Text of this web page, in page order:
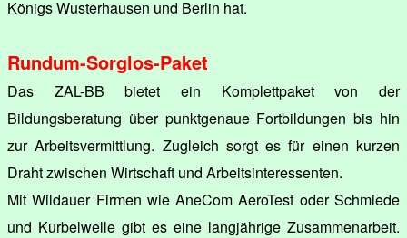
Königs Wusterhausen und Berlin hat.
Rundum-Sorglos-Paket
Das ZAL-BB bietet ein Komplettpaket von der
Bildungsberatung über punktgenaue Fortbildungen bis hin
zur Arbeitsvermittlung. Zugleich sorgt es für einen kurzen
Draht zwischen Wirtschaft und Arbeitsinteressenten.
Mit Wildauer Firmen wie AneCom AeroTest oder Schmiede
und Kurbelwelle gibt es eine langjährige Zusammenarbeit.